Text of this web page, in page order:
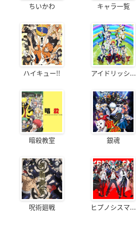
ちいかわ キャラ一覧
ハイキュー!! アイドリッシ...
暗殺教室 銀魂
呪術廻戦 ヒプノシスマ...